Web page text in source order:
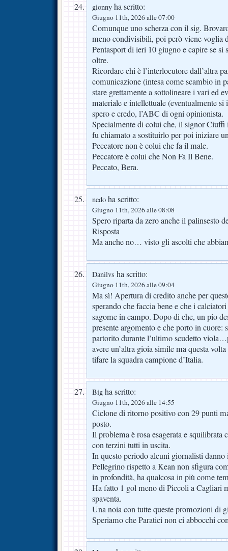
gionny ha scritto:
Giugno 11th, 2026 alle 07:00
Comunque uno scherza con il sig.
meno condivisibili, poi però viene voglia
Pentasport di ieri 10 giugno e capire se si
oltre.
Ricordare chi è l’interlocutore dall’altra
comunicazione (intesa come scambio in
stare grettamente a sottolineare i vari ed
materiale e intellettuale (eventualmente
spero e credo, l’ABC di ogni opinionista.
Specialmente di colui che, il signor Ciuffi
fu chiamato a sostituirlo per poi iniziare
Peccatore non è colui che fa il male.
Peccatore è colui che Non Fa Il Bene.
Peccato, Bera.
nedo ha scritto:
Giugno 11th, 2026 alle 08:08
Spero riparta da zero anche il palinsesto
Risposta
Ma anche no… visto gli ascolti che
Danilvs ha scritto:
Giugno 11th, 2026 alle 09:04
Ma sì! Apertura di credito anche per
sperando che faccia bene e che i
sagome in campo. Dopo di che, un pio
presente argomento e che porto in cuore:
partorito durante l’ultimo scudetto
avere un’altra gioia simile ma questa
tifare la squadra campione d’Italia.
Big ha scritto:
Giugno 11th, 2026 alle 14:55
Ciclone di ritorno positivo con 29 punti
posto.
Il problema è rosa esagerata e squilibrata
con terzini tutti in uscita.
In questo periodo alcuni giornalisti
Pellegrino rispetto a Kean non sfigura
in profondità, ha qualcosa in più come
Ha fatto 1 gol meno di Piccoli a Cagliari
spaventa.
Una noia con tutte queste promozioni di
Speriamo che Paratici non ci abbocchi